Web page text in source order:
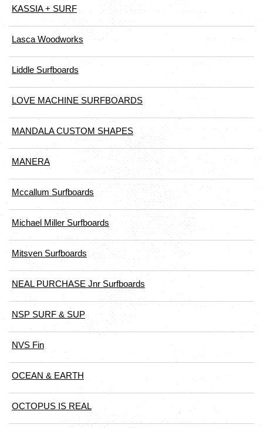
KASSIA + SURF
Lasca Woodworks
Liddle Surfboards
LOVE MACHINE SURFBOARDS
MANDALA CUSTOM SHAPES
MANERA
Mccallum Surfboards
Michael Miller Surfboards
Mitsven Surfboards
NEAL PURCHASE Jnr Surfboards
NSP SURF & SUP
NVS Fin
OCEAN & EARTH
OCTOPUS IS REAL